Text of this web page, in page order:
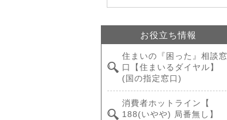
お役立ち情報
住まいの『困った』相談窓
口【住まいるダイヤル】
(国の指定窓口)
消費者ホットライン【
188(いやや) 局番無し】